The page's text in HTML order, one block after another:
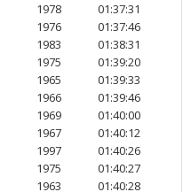
1978
01:37:31
1976
01:37:46
1983
01:38:31
1975
01:39:20
1965
01:39:33
1966
01:39:46
1969
01:40:00
1967
01:40:12
1997
01:40:26
1975
01:40:27
1963
01:40:28